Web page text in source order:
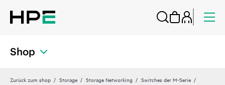
Shop
Zurück zum shop Storage Storage Networking
Switches der M-Serie